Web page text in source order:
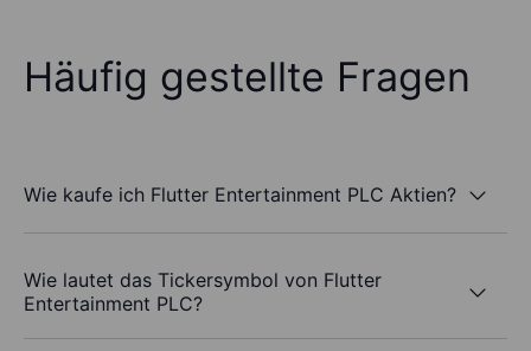
Häufig gestellte Fragen
Wie kaufe ich Flutter Entertainment PLC Aktien?
Wie lautet das Tickersymbol von Flutter
Entertainment PLC?